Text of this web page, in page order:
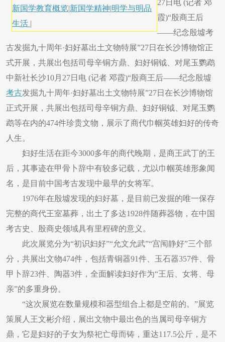
新国学教育概览|新国学精神|明学与明品
生活 |
27日电 (记者 邓
霞)“殷商王后
——纪念殷墟考
古发掘九十周年·妇好墓出土文物特展”27日在长沙博物馆正
式开展，共展出包括司母辛铜方鼎、妇好铜钺、对尾玉鹦鹉
中新社长沙10月27日电 (记者 邓霞)“殷商王后——纪念殷墟
考古发掘九十周年·妇好墓出土文物特展”27日在长沙博物馆
正式开展，共展出包括司母辛铜方鼎、妇好铜钺、对尾玉鹦
鹉等在内的474件珍贵文物，展示了商代巾帼英雄妇好的传奇
人生。
妇好生活在距今3000多年的商代晚期，是商王武丁的王
后，其事迹在甲骨卜辞中有较多记载，尤以巾帼英雄形象闻
名，是目前中国考古发现中最早的女将军。
1976年在殷墟发现的妇好墓，是目前已发掘的唯一保存
完整的商代王室墓葬，出土了多达1928件随葬器物，在中国
考古史、殷商史领域具有里程碑的意义。
此次展览分为“初识妇好”“允文允武”“宫闱静好”三个部
分，共展出文物474件，包括青铜器91件、玉石器357件、骨
甲卜辞23件、陶器3件，全面解读妇好作为“王后、女将、母
亲”的多重身份。
“这次展览在数量规模和器型组合上都是空前的。”展览
策展人王文彬介绍，展出文物中最出色的当属司母辛铜方
鼎，它是妇好的子女为祭祀亡母而铸，重达117.5公斤，是不